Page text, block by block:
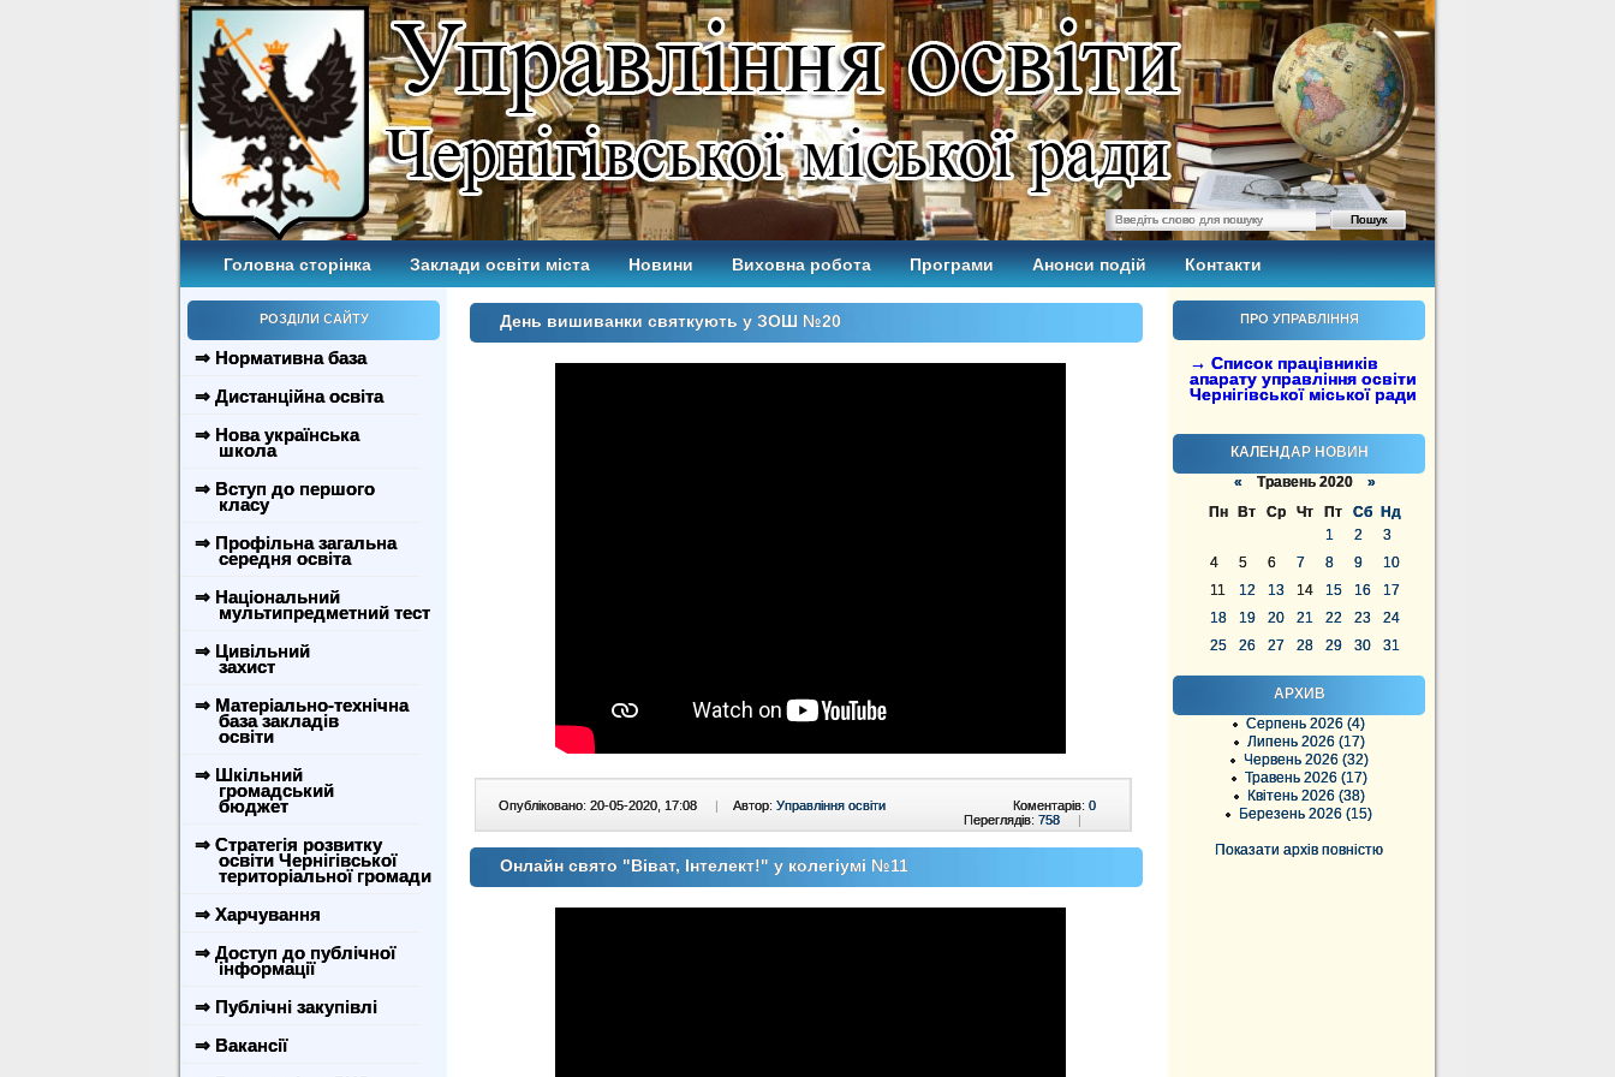
Головна сторінка Заклади освіти міста Новини Виховна робота Програми Анонси подій Контакти
РОЗДІЛИ САЙТУ
⇒ Нормативна база
⇒ Дистанційна освіта
⇒ Нова українська
школа
⇒ Вступ до першого
класу
⇒ Профільна загальна
середня освіта
⇒ Національний
мультипредметний тест
⇒ Цивільний
захист
⇒ Матеріально-технічна
база закладів
освіти
⇒ Шкільний
громадський
бюджет
⇒ Стратегія розвитку
освіти Чернігівської
територіальної громади
⇒ Харчування
⇒ Доступ до публічної
інформації
⇒ Публічні закупівлі
⇒ Вакансії
ПРО УПРАВЛІННЯ
→ Список працівників
апарату управління освіти
Чернігівської міської ради
КАЛЕНДАР НОВИН
« Травень 2020 »
Пн
Вт Ср Чт Пт Сб
Нд
1
2
3
4
5 6 7 8 9
10
11
12 13 14 15 16
17
18
19 20 21 22 23
24
25
26 27 28 29 30 31
АРХИВ
Серпень 2026 (4)
Липень 2026 (17)
Червень 2026 (32)
Травень 2026 (17)
Квітень 2026 (38)
Березень 2026 (15)
Показати архів повністю
День вишиванки святкують у ЗОШ №20
Опубліковано: 20-05-2020, 17:08 | Автор: Управління освіти Коментарів: 0
Переглядів: 758 |
Онлайн свято "Віват, Інтелект!" у колегіумі №11